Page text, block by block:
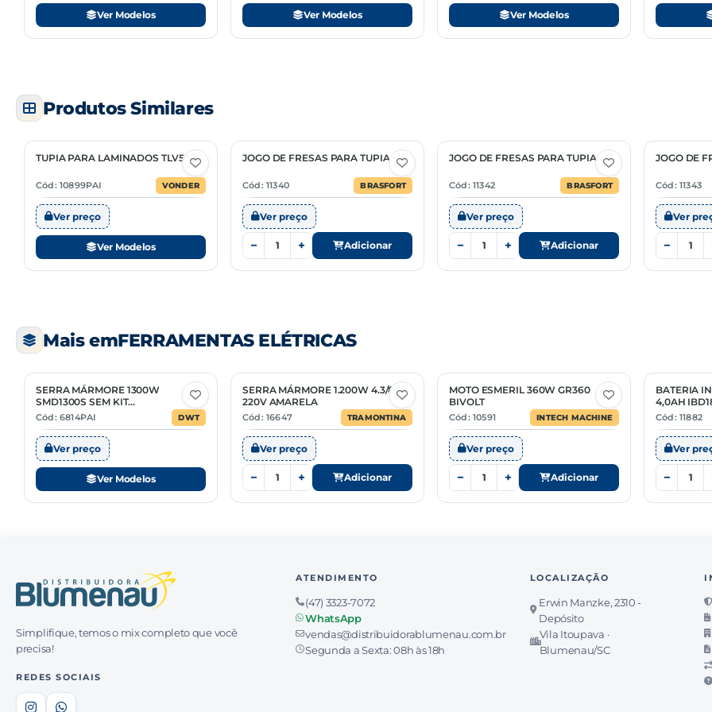
Ver Modelos Ver Modelos Ver Modelos
Produtos Similares
2 Opções
TUPIA PARA LAMINADOS TLV506
Cód: 10899PAI VONDER
Ver preço
Ver Modelos
JOGO DE FRESAS PARA TUPIA
Cód: 11340 BRASFORT
Ver preço
− + Adicionar
JOGO DE FRESAS PARA TUPIA
Cód: 11342 BRASFORT
Ver preço
− + Adicionar
JOGO DE
Cód: 11343
Ver
−
Mais emFERRAMENTAS ELÉTRICAS
2 Opções
SERRA MÁRMORE 1300W
SMD1300S SEM KIT
REFRIGERAÇÃO
Cód: 6814PAI DWT
Ver preço
Ver Modelos
SERRA MÁRMORE 1.200W 4.3/8"
220V AMARELA
Cód: 16647 TRAMONTINA
Ver preço
− + Adicionar
MOTO ESMERIL 360W GR360
BIVOLT
Cód: 10591 INTECH MACHINE
Ver preço
− + Adicionar
BATERIA
4,0AH
Cód: 11882
Ver
−
Simplifique, temos o mix completo que você
precisa!
REDES SOCIAIS
ATENDIMENTO
(47) 3323-7072
WhatsApp
vendas@distribuidorablumenau.com.br
Segunda a Sexta: 08h às 18h
LOCALIZAÇÃO
Erwin Manzke, 2310 -
Depósito
Vila Itoupava ·
Blumenau/SC